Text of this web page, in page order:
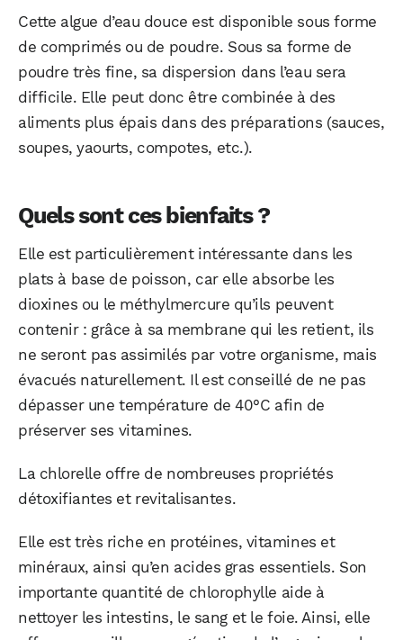
Cette algue d’eau douce est disponible sous forme
de comprimés ou de poudre. Sous sa forme de
poudre très fine, sa dispersion dans l’eau sera
difficile. Elle peut donc être combinée à des
aliments plus épais dans des préparations (sauces,
soupes, yaourts, compotes, etc.).
Quels sont ces bienfaits ?
Elle est particulièrement intéressante dans les
plats à base de poisson, car elle absorbe les
dioxines ou le méthylmercure qu’ils peuvent
contenir : grâce à sa membrane qui les retient, ils
ne seront pas assimilés par votre organisme, mais
évacués naturellement. Il est conseillé de ne pas
dépasser une température de 40°C afin de
préserver ses vitamines.
La chlorelle offre de nombreuses propriétés
détoxifiantes et revitalisantes.
Elle est très riche en protéines, vitamines et
minéraux, ainsi qu’en acides gras essentiels. Son
importante quantité de chlorophylle aide à
nettoyer les intestins, le sang et le foie. Ainsi, elle